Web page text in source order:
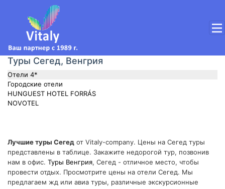
Туры Сегед, Венгрия
Отели 4*
Городские отели
HUNGUEST HOTEL FORRÁS
NOVOTEL
Лучшие туры Сегед от Vitaly-company. Цены на Сегед туры
представлены в таблице. Закажите недорогой тур, позвонив
нам в офис. Туры Венгрия, Сегед - отличное место, чтобы
провести отдых. Просмотрите цены на отели Сегед. Мы
предлагаем жд или авиа туры, различные экскурсионные